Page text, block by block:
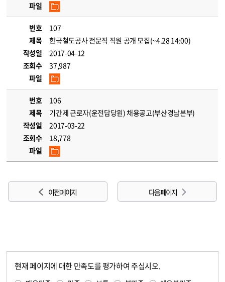
파일
번호
107
제목
한국철도공사 전문직 직원 공개 모집(~4.28 14:00)
작성일
2017-04-12
조회수
37,987
파일
번호
106
제목
기간제 근로자(운전담당원) 채용공고(부산경남본부)
작성일
2017-03-22
조회수
18,778
파일
이전 페이지 다음 페이지
현재 페이지에 대한 만족도를 평가하여 주십시오.